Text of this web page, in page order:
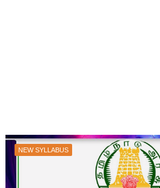
NEW SYLLABUS